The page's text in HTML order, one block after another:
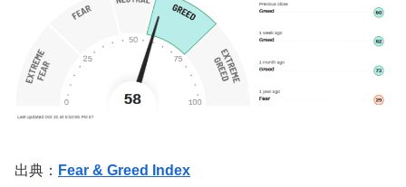
出典： Fear & Greed Index